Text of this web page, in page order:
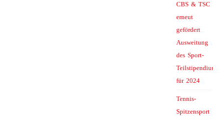
CBS & TSC
erneut
gefördert
Ausweitung
des Sport-
Teilstipendiums
für 2024
Tennis-
Spitzensport